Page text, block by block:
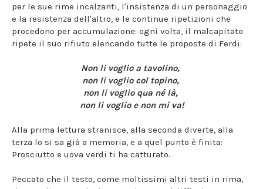
per le sue rime incalzanti, l'insistenza di un personaggio
e la resistenza dell'altro, e le continue ripetizioni che
procedono per accumulazione: ogni volta, il malcapitato
ripete il suo rifiuto elencando tutte le proposte di Ferdi:
Non li voglio a tavolino,
non li voglio col topino,
non li voglio qua né là,
non li voglio e non mi va!
Alla prima lettura stranisce, alla seconda diverte, alla
terza lo si sa già a memoria, e a quel punto è finita:
Prosciutto e uova verdi ti ha catturato.
Peccato che il testo, come moltissimi altri testi in rima,